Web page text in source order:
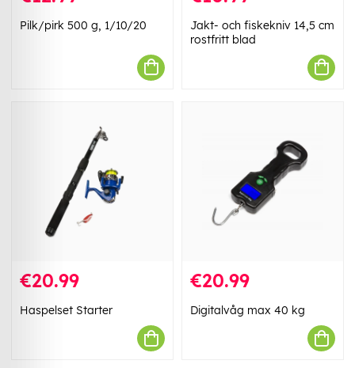
Pilk/pirk 500 g, 1/10/20
Jakt- och fiskekniv 14,5 cm
rostfritt blad
€20.99
Haspelset Starter
€20.99
Digitalvåg max 40 kg